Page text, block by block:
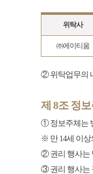
위탁사
㈜에이티움
② 위탁업무의
제 8조 정
① 정보주체는
※ 만 14세 이
② 권리 행사는
③ 권리 행사는